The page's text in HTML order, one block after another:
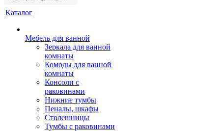
Каталог
Мебель для ванной
Зеркала для ванной
комнаты
Комоды для ванной
комнаты
Консоли с
раковинами
Нижние тумбы
Пеналы, шкафы
Столешницы
Тумбы с раковинами